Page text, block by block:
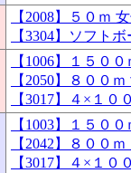
【2008】５０
【3304】ソフ
【1006】１５
【2050】８０
【3017】４×
【1003】１５
【2042】８０
【3017】４×